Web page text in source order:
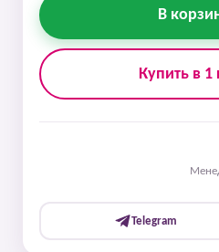
В
Купить в 1
Telegram